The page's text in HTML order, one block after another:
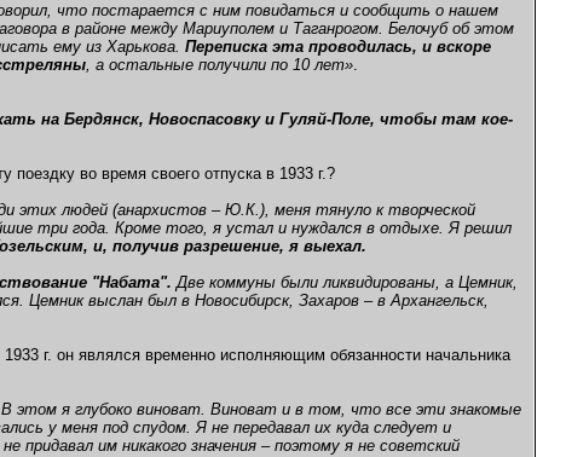
что постарается с ним повидаться и сообщить о нашем
в районе между Мариуполем и Таганрогом. Белочуб об этом
ему из Харькова. Переписка эта проводилась, и вскоре
, а остальные получили по 10 лет».
на Бердянск, Новоспасовку и Гуляй-Поле, чтобы там кое-
во время своего отпуска в 1933 г.?
этих людей (анархистов – Ю.К.), меня тянуло к творческой
три года. Кроме того, я устал и нуждался в отдыхе. Я решил
и, получив разрешение, я выехал.
"Набата". Две коммуны были ликвидированы, а Цемник,
Цемник выслан был в Новосибирск, Захаров – в Архангельск,
г. он являлся временно исполняющим обязанности начальника
этом я глубоко виноват. Виноват и в том, что все эти знакомые
у меня под спудом. Я не передавал их куда следует и
придавал им никакого значения – поэтому я не советский